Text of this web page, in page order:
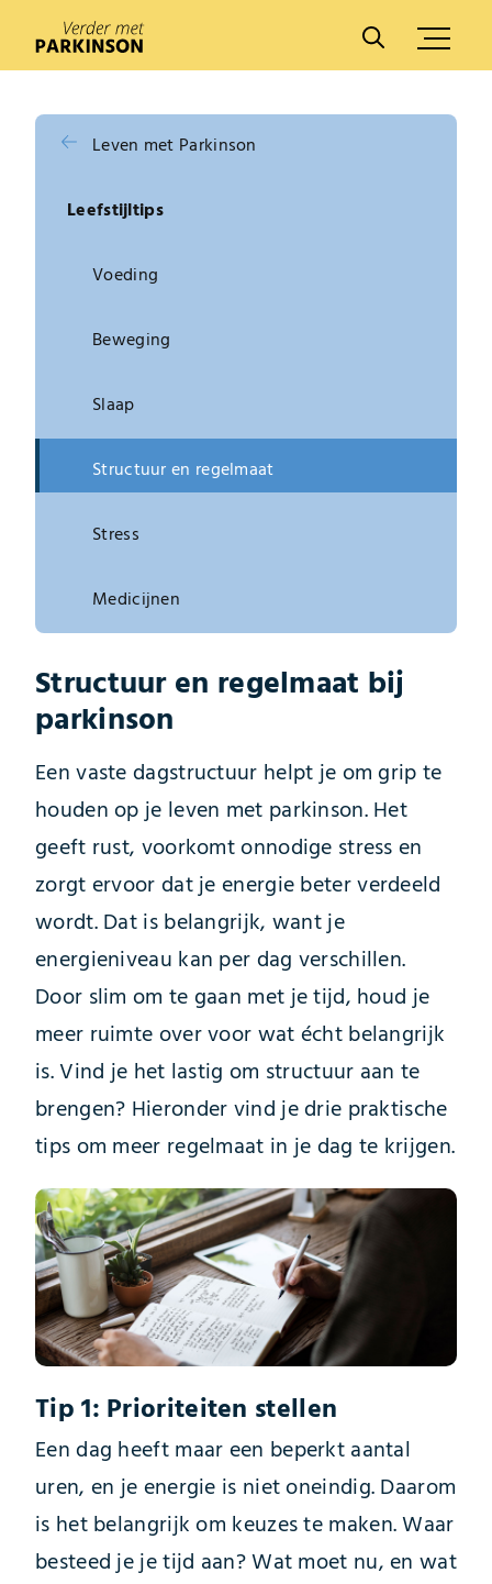
Leven met Parkinson
Leefstijltips
Voeding
Beweging
Slaap
Structuur en regelmaat
Stress
Medicijnen
Structuur en regelmaat bij
parkinson
Een vaste dagstructuur helpt je om grip te
houden op je leven met parkinson. Het
geeft rust, voorkomt onnodige stress en
zorgt ervoor dat je energie beter verdeeld
wordt. Dat is belangrijk, want je
energieniveau kan per dag verschillen.
Door slim om te gaan met je tijd, houd je
meer ruimte over voor wat écht belangrijk
is. Vind je het lastig om structuur aan te
brengen? Hieronder vind je drie praktische
tips om meer regelmaat in je dag te krijgen.
Tip 1: Prioriteiten stellen
Een dag heeft maar een beperkt aantal
uren, en je energie is niet oneindig. Daarom
is het belangrijk om keuzes te maken. Waar
besteed je je tijd aan? Wat moet nu, en wat